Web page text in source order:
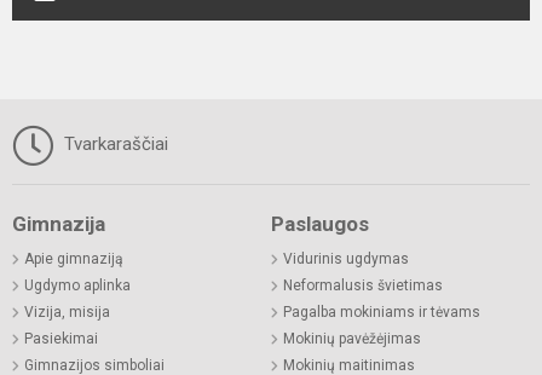
Tvarkaraščiai
Gimnazija
Apie gimnaziją
Ugdymo aplinka
Vizija, misija
Pasiekimai
Gimnazijos simboliai
Paslaugos
Vidurinis ugdymas
Neformalusis švietimas
Pagalba mokiniams ir tėvams
Mokinių pavėžėjimas
Mokinių maitinimas